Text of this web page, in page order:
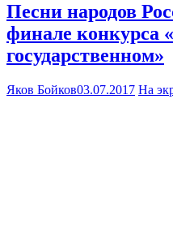
Песни народов
финале конкурса
государственном»
Яков Бойков03.07.2017 На